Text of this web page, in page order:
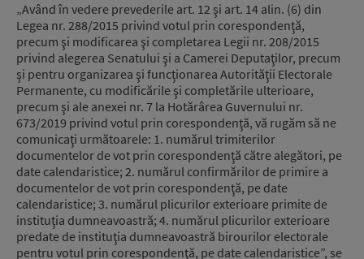
„Având în vedere prevederile art. 12 şi art. 14 alin. (6) din
Legea nr. 288/2015 privind votul prin corespondenţă,
precum şi modificarea şi completarea Legii nr. 208/2015
privind alegerea Senatului şi a Camerei Deputaţilor, precum
şi pentru organizarea şi funcţionarea Autorităţii Electorale
Permanente, cu modificările şi completările ulterioare,
precum şi ale anexei nr. 7 la Hotărârea Guvernului nr.
673/2019 privind votul prin corespondenţă, vă rugăm să ne
comunicaţi următoarele: 1. numărul trimiterilor
documentelor de vot prin corespondenţă către alegători, pe
date calendaristice; 2. numărul confirmărilor de primire a
documentelor de vot prin corespondenţă, pe date
calendaristice; 3. numărul plicurilor exterioare primite de
instituţia dumneavoastră; 4. numărul plicurilor exterioare
predate de instituţia dumneavoastră birourilor electorale
pentru votul prin corespondenţă, pe date calendaristice”, se